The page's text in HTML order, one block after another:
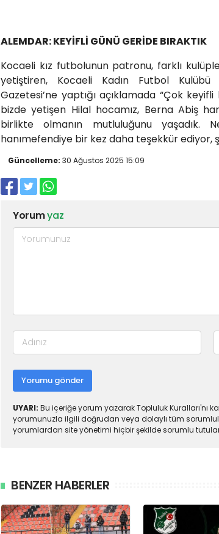
ALEMDAR: KEYİFLİ GÜNÜ GERİDE BIRAKTIK
Kocaeli kız futbolunun patronu, farklı
yetiştiren, Kocaeli Kadın Futbol
Gazetesi’ne yaptığı açıklamada “Çok
bizde yetişen Hilal hocamız, Berna Abiş
birlikte olmanın mutluluğunu yaşadık.
hanımefendiye bir kez daha teşekkür ediyor,
Güncelleme: 30 Ağustos 2025 15:09
Yorumyaz
Yorumu gönder
UYARI: Bu içeriğe yorum yazarak Topluluk Kuralları'nı
yorumunuzla ilgili doğrudan veya dolaylı tüm
yorumlardan site yönetimi hiçbir şekilde sorumlu
BENZER HABERLER